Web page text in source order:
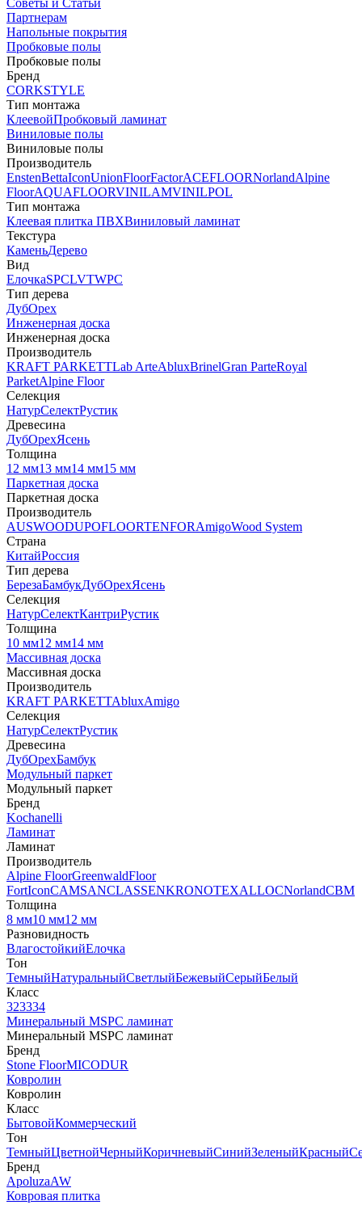
Советы и Статьи
Партнерам
Напольные покрытия
Пробковые полы
Пробковые полы
Бренд
CORKSTYLE
Тип монтажа
КлеевойПробковый ламинат
Виниловые полы
Виниловые полы
Производитель
EnstenBettaIconUnionFloorFactorACEFLOORNorlandAlpine
FloorAQUAFLOORVINILAMVINILPOL
Тип монтажа
Клеевая плитка ПВХВиниловый ламинат
Текстура
КаменьДерево
Вид
ЕлочкаSPCLVTWPC
Тип дерева
ДубОрех
Инженерная доска
Инженерная доска
Производитель
KRAFT PARKETTLab ArteAbluxBrinelGran ParteRoyal
ParketAlpine Floor
Селекция
НатурСелектРустик
Древесина
ДубОрехЯсень
Толщина
12 мм13 мм14 мм15 мм
Паркетная доска
Паркетная доска
Производитель
AUSWOODUPOFLOORTENFORAmigoWood System
Страна
КитайРоссия
Тип дерева
БерезаБамбукДубОрехЯсень
Селекция
НатурСелектКантриРустик
Толщина
10 мм12 мм14 мм
Массивная доска
Массивная доска
Производитель
KRAFT PARKETTAbluxAmigo
Селекция
НатурСелектРустик
Древесина
ДубОрехБамбук
Модульный паркет
Модульный паркет
Бренд
Kochanelli
Ламинат
Ламинат
Производитель
Alpine FloorGreenwaldFloor
FortIconCAMSANCLASSENKRONOTEXALLOCNorlandCBM
Толщина
8 мм10 мм12 мм
Разновидность
ВлагостойкийЕлочка
Тон
ТемныйНатуральныйСветлыйБежевыйСерыйБелый
Класс
323334
Минеральный MSPC ламинат
Минеральный MSPC ламинат
Бренд
Stone FloorMICODUR
Ковролин
Ковролин
Класс
БытовойКоммерческий
Тон
ТемныйЦветнойЧерныйКоричневыйСинийЗеленыйКрасный
Бренд
ApoluzaAW
Ковровая плитка